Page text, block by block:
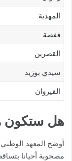
المهدية
قفصة
القصرين
سيدي بوزيد
القيروان
هل ستكون
أوضح المعهد
مصحوبة أحيانا